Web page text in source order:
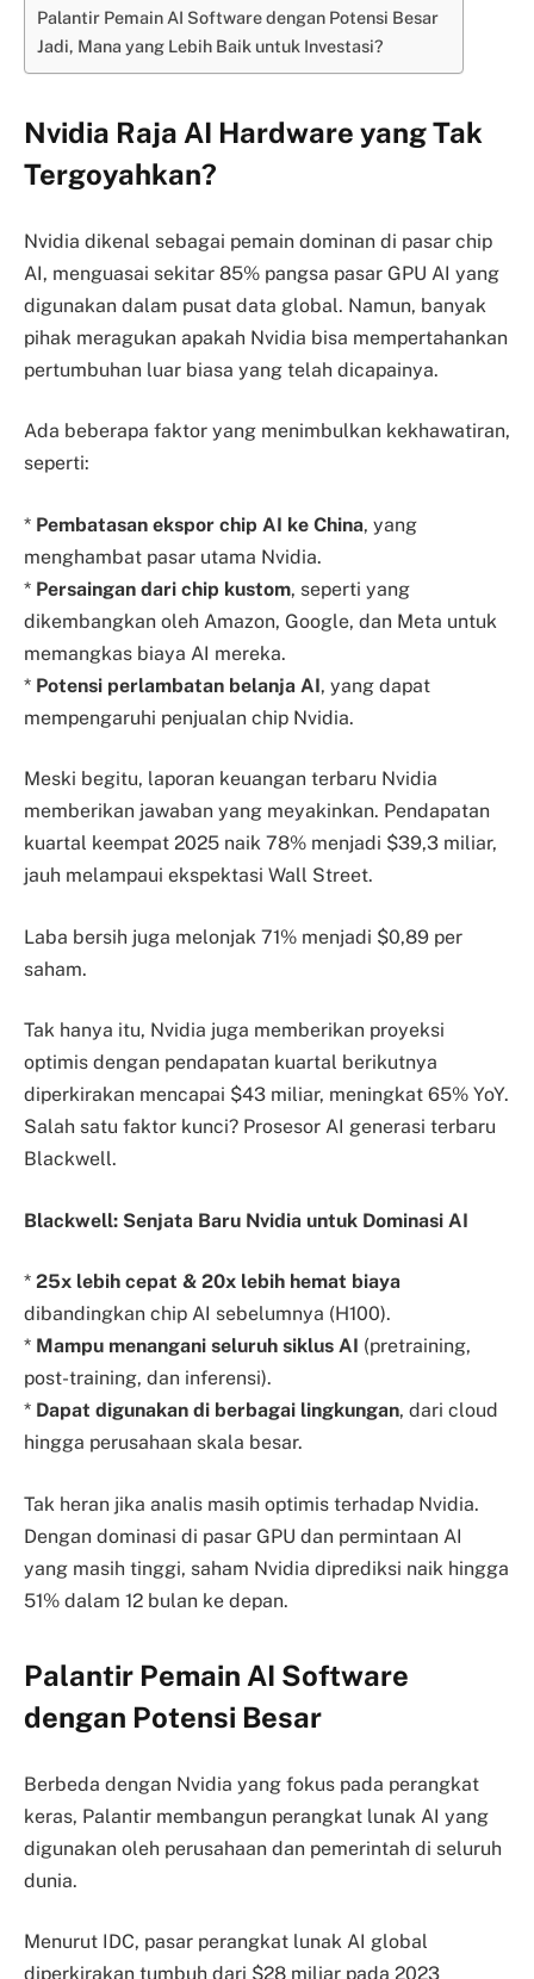
Palantir Pemain AI Software dengan Potensi Besar
Jadi, Mana yang Lebih Baik untuk Investasi?
Nvidia Raja AI Hardware yang Tak
Tergoyahkan?
Nvidia dikenal sebagai pemain dominan di pasar chip
AI, menguasai sekitar 85% pangsa pasar GPU AI yang
digunakan dalam pusat data global. Namun, banyak
pihak meragukan apakah Nvidia bisa mempertahankan
pertumbuhan luar biasa yang telah dicapainya.
Ada beberapa faktor yang menimbulkan kekhawatiran,
seperti:
* Pembatasan ekspor chip AI ke China, yang
menghambat pasar utama Nvidia.
* Persaingan dari chip kustom, seperti yang
dikembangkan oleh Amazon, Google, dan Meta untuk
memangkas biaya AI mereka.
* Potensi perlambatan belanja AI, yang dapat
mempengaruhi penjualan chip Nvidia.
Meski begitu, laporan keuangan terbaru Nvidia
memberikan jawaban yang meyakinkan. Pendapatan
kuartal keempat 2025 naik 78% menjadi $39,3 miliar,
jauh melampaui ekspektasi Wall Street.
Laba bersih juga melonjak 71% menjadi $0,89 per
saham.
Tak hanya itu, Nvidia juga memberikan proyeksi
optimis dengan pendapatan kuartal berikutnya
diperkirakan mencapai $43 miliar, meningkat 65% YoY.
Salah satu faktor kunci? Prosesor AI generasi terbaru
Blackwell.
Blackwell: Senjata Baru Nvidia untuk Dominasi AI
* 25x lebih cepat & 20x lebih hemat biaya
dibandingkan chip AI sebelumnya (H100).
* Mampu menangani seluruh siklus AI (pretraining,
post-training, dan inferensi).
* Dapat digunakan di berbagai lingkungan, dari cloud
hingga perusahaan skala besar.
Tak heran jika analis masih optimis terhadap Nvidia.
Dengan dominasi di pasar GPU dan permintaan AI
yang masih tinggi, saham Nvidia diprediksi naik hingga
51% dalam 12 bulan ke depan.
Palantir Pemain AI Software
dengan Potensi Besar
Berbeda dengan Nvidia yang fokus pada perangkat
keras, Palantir membangun perangkat lunak AI yang
digunakan oleh perusahaan dan pemerintah di seluruh
dunia.
Menurut IDC, pasar perangkat lunak AI global
diperkirakan tumbuh dari $28 miliar pada 2023